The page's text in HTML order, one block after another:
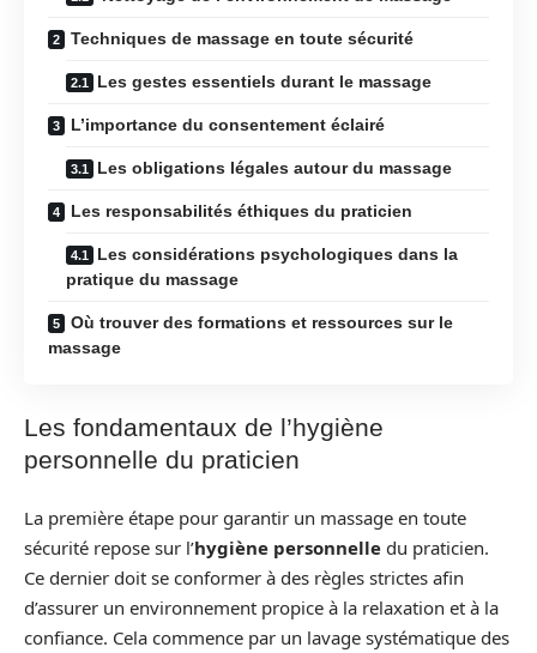
Techniques de massage en toute sécurité
Les gestes essentiels durant le massage
L’importance du consentement éclairé
Les obligations légales autour du massage
Les responsabilités éthiques du praticien
Les considérations psychologiques dans la
pratique du massage
Où trouver des formations et ressources sur le
massage
Les fondamentaux de l’hygiène
personnelle du praticien
La première étape pour garantir un massage en toute
sécurité repose sur l’hygiène personnelle du praticien.
Ce dernier doit se conformer à des règles strictes afin
d’assurer un environnement propice à la relaxation et à la
confiance. Cela commence par un lavage systématique des